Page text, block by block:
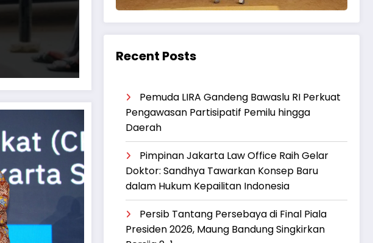
Recent Posts
Pemuda LIRA Gandeng Bawaslu RI Perkuat
Pengawasan Partisipatif Pemilu hingga
Daerah
‎Pimpinan Jakarta Law Office Raih Gelar
Doktor: Sandhya Tawarkan Konsep Baru
dalam Hukum Kepailitan Indonesia
Persib Tantang Persebaya di Final Piala
Presiden 2026, Maung Bandung Singkirkan